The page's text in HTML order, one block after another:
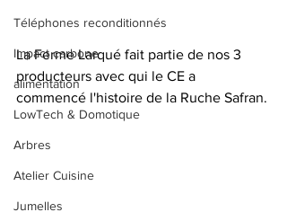
Téléphones reconditionnés
Impact carbone
alimentation
LowTech & Domotique
Arbres
Atelier Cuisine
Jumelles
La Ferme Larqué fait partie de nos 3
producteurs avec qui le CE a
commencé l'histoire de la Ruche Safran.